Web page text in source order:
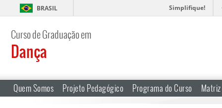
BRASIL Simplifique!
Curso de Graduação em
Dança
Quem Somos Projeto Pedagógico Programa do Curso